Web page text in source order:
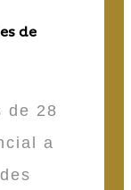
de
de 28
a